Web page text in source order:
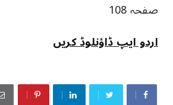
صفحہ 108
اردو ایپ ڈاؤنلوڈ کریں